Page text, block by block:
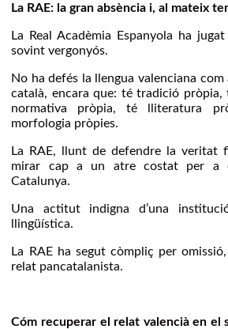
La RAE: la gran absència i, al mateix
La Real Acadèmia Espanyola ha
sovint vergonyós.
No ha defés la llengua valenciana
català, encara que: té tradició
normativa pròpia, té lliteratura
morfologia pròpies.
La RAE, llunt de defendre la veritat
mirar cap a un atre costat per a
Catalunya.
Una actitut indigna d’una
llingüística.
La RAE ha segut còmpliç per
relat pancatalanista.
Cóm recuperar el relat valencià en el